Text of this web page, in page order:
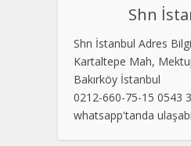
Shn
Shn İstanbul Adres
Kartaltepe Mah,
Bakırköy İstanbul
0212-660-75-15 0543
whatsapp'tanda